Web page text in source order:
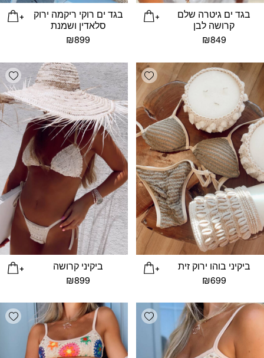
בגד ים גיטרה שלם
קרושה לבן
₪849
בגד ים רוקי ריקמה ירוק
סלאדין ושמנת
₪899
Add wishlist
ביקיני בוהו ירוק זית
₪699
ביקיני קרושה
₪899
Add wishlist